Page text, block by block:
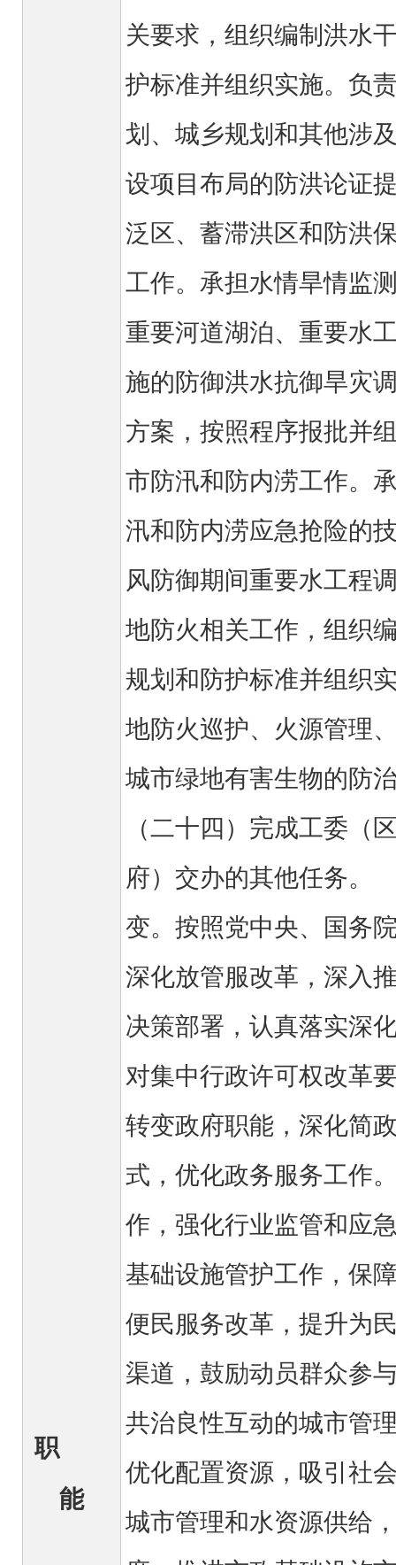
职
能
关要求，组织编制洪水
护标准并组织实施。负
划、城乡规划和其他涉
设项目布局的防洪论证
泛区、蓄滞洪区和防洪
工作。承担水情旱情监
重要河道湖泊、重要水
施的防御洪水抗御旱灾
方案，按照程序报批并
市防汛和防内涝工作。
汛和防内涝应急抢险的
风防御期间重要水工程
地防火相关工作，组织
规划和防护标准并组织
地防火巡护、火源管理
城市绿地有害生物的
（二十四）完成工委（
府）交办的其他任务
变。按照党中央、国务
深化放管服改革，深入
决策部署，认真落实深
对集中行政许可权改革
转变政府职能，深化简
式，优化政务服务工作
作，强化行业监管和应
基础设施管护工作，保
便民服务改革，提升为
渠道，鼓励动员群众参
共治良性互动的城市管
优化配置资源，吸引社
城市管理和水资源供给